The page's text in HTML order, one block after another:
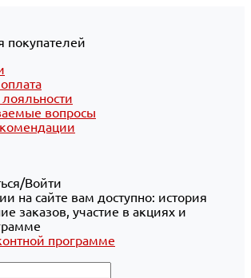
вопросы
Войти
на сайте вам доступно: история
заказов, участие в акциях и
программе